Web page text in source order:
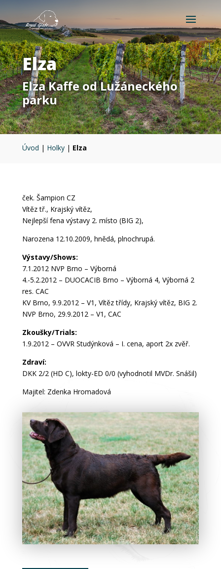
Elza
Elza Kaffe od Lužáneckého
parku
Úvod | Holky| Elza
ček. Šampion CZ
Vítěz tř., Krajský vítěz,
Nejlepší fena výstavy 2. místo (BIG 2),
Narozena 12.10.2009, hnědá, plnochrupá.
Výstavy/Shows:
7.1.2012 NVP Brno – Výborná
4.-5.2.2012 – DUOCACIB Brno – Výborná 4, Výborná 2
res. CAC
KV Brno, 9.9.2012 – V1, Vítěz třídy, Krajský vítěz, BIG 2.
NVP Brno, 29.9.2012 – V1, CAC
Zkoušky/Trials:
1.9.2012 – OVVR Studýnková – I. cena, aport 2x zvěř.
Zdraví:
DKK 2/2 (HD C), lokty-ED 0/0 (vyhodnotil MVDr. Snášil)
Majitel: Zdenka Hromadová